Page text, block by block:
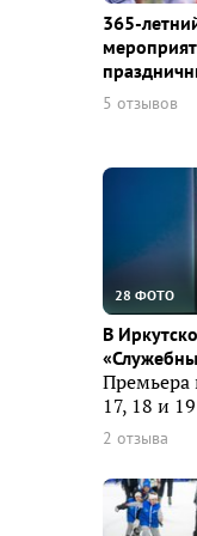
365-
5 отзывов
28 ФОТО
В
Премьера
17, 18 и
2 отзыва